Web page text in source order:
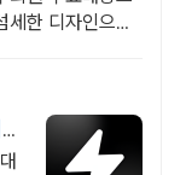
한 디자인으로